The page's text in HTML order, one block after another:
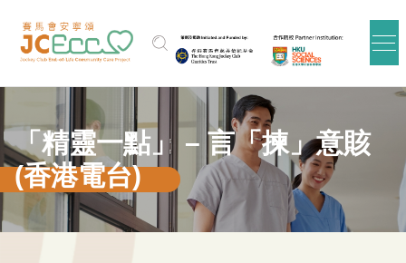
「精靈一點」 – 言「揀」意賅
(香港電台)